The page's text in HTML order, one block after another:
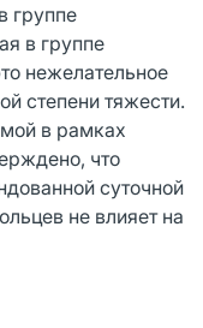
группе
в группе
нежелательное
степени тяжести.
в рамках
что
суточной
не влияет на